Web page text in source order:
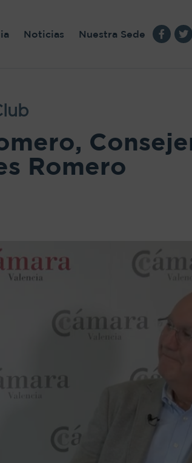
Noticias Nuestra Sede
Romero